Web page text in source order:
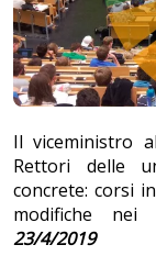
Il viceministro
Rettori delle
concrete: corsi
modifiche nei
23/4/2019